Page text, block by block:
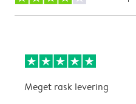
Meget rask levering